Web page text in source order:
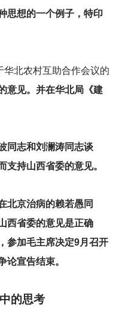
思想的一个例子，特印
华北农村互助合作会议的
意见。并在华北局《建
同志和刘澜涛同志谈
支持山西省委的意见。
北京治病的赖若愚同
西省委的意见是正确
参加毛主席决定9月召开
论宣告结束。
的思考